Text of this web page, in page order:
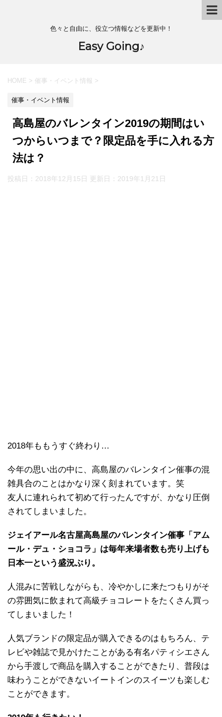
色々と自由に、役立つ情報などを更新中！
Easy Going♪
HOME > 催事・イベント情報 >
催事・イベント情報
高島屋のバレンタイン2019の期間はい
つからいつまで？限定品を手に入れる方
法は？
投稿日：2018年12月15日 更新日： 2019年1月21日
2018年ももうすぐ終わり…
今年の思い出の中に、高島屋のバレンタイン催事の混
雑具合のことはかなり深く刻まれています。笑
友人に連れられて初めて行ったんですが、かなり圧倒
されてしまいました。
ジェイアール名古屋高島屋のバレンタイン催事「アム
ール・デュ・ショコラ」は毎年来場者数も売り上げも
日本一という盛況ぶり。
人混みに苦戦しながらも、冷やかしに来たつもりがそ
の雰囲気に飲まれて高級チョコレートをたくさん買っ
てしまいました！
人気ブランドの限定品が購入できるのはもちろん、テ
レビや雑誌で見かけたことがある有名パティシエさん
から手渡しで商品を購入することができたり、普段は
味わうことができないイートインのスイーツも楽しむ
ことができます。